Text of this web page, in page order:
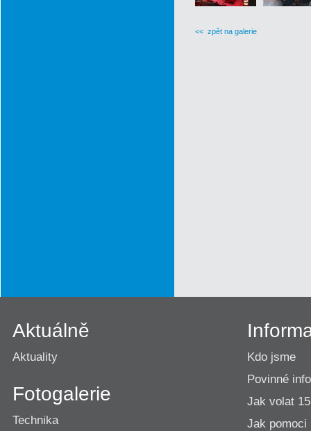
<< zpět na galerie
Aktuálně
Aktuality
Fotogalerie
Technika
Kdo jsme
Povinné
Jak volat
Jak pomoci